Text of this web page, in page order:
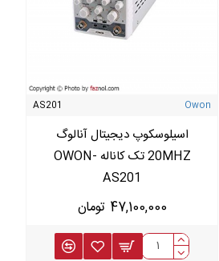
Owon
AS201
اسیلوسکوپ دیجیتال آنالوگ
20MHZ تک کاناله OWON-
AS201
47,100,000 تومان